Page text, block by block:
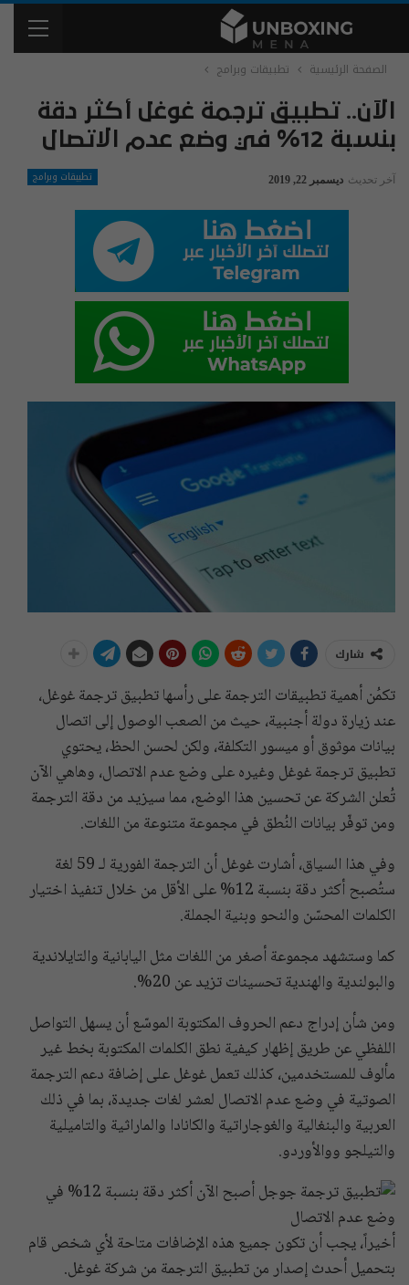
الصفحة الرئيسية تطبيقات وبرامج
الآن.. تطبيق ترجمة غوغل أكثر دقة
بنسبة 12% في وضع عدم الاتصال
تطبيقات وبرامج آخر تحديث ديسمبر 22, 2019
شارك
تكمُن أهمية تطبيقات الترجمة على رأسها تطبيق ترجمة غوغل،
عند زيارة دولة أجنبية، حيث من الصعب الوصول إلى اتصال
بيانات موثوق أو ميسور التكلفة، ولكن لحسن الحظ، يحتوي
تطبيق ترجمة غوغل وغيره على وضع عدم الاتصال، وهاهي الآن
تُعلن الشركة عن تحسين هذا الوضع، مما سيزيد من دقة الترجمة
ومن توفّر بيانات النُطق في مجموعة متنوعة من اللغات.
وفي هذا السياق، أشارت غوغل أن الترجمة الفورية لـ 59 لغة
ستُصبح أكثر دقة بنسبة 12% على الأقل من خلال تنفيذ اختيار
الكلمات المحسّن والنحو وبنية الجملة.
كما وستشهد مجموعة أصغر من اللغات مثل اليابانية والتايلاندية
والبولندية والهندية تحسينات تزيد عن 20%.
ومن شأن إدراج دعم الحروف المكتوبة الموسّع أن يسهل التواصل
اللفظي عن طريق إظهار كيفية نطق الكلمات المكتوبة بخط غير
مألوف للمستخدمين، كذلك تعمل غوغل على إضافة دعم الترجمة
الصوتية في وضع عدم الاتصال لعشر لغات جديدة، بما في ذلك
العربية والبنغالية والغوجاراتية والكانادا والماراثية والتاميلية
والتيلجو ووالأوردو.
أخيراً، يجب أن تكون جميع هذه الإضافات متاحة لأي شخص قام
بتحميل أحدث إصدار من تطبيق الترجمة من شركة غوغل.